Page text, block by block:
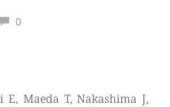
0
Maeda T, Nakashima J,